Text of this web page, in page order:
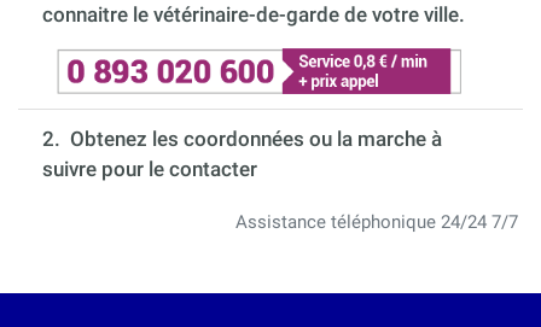
connaitre le vétérinaire-de-garde de votre ville.
2. Obtenez les coordonnées ou la marche à
suivre pour le contacter
Assistance téléphonique 24/24 7/7